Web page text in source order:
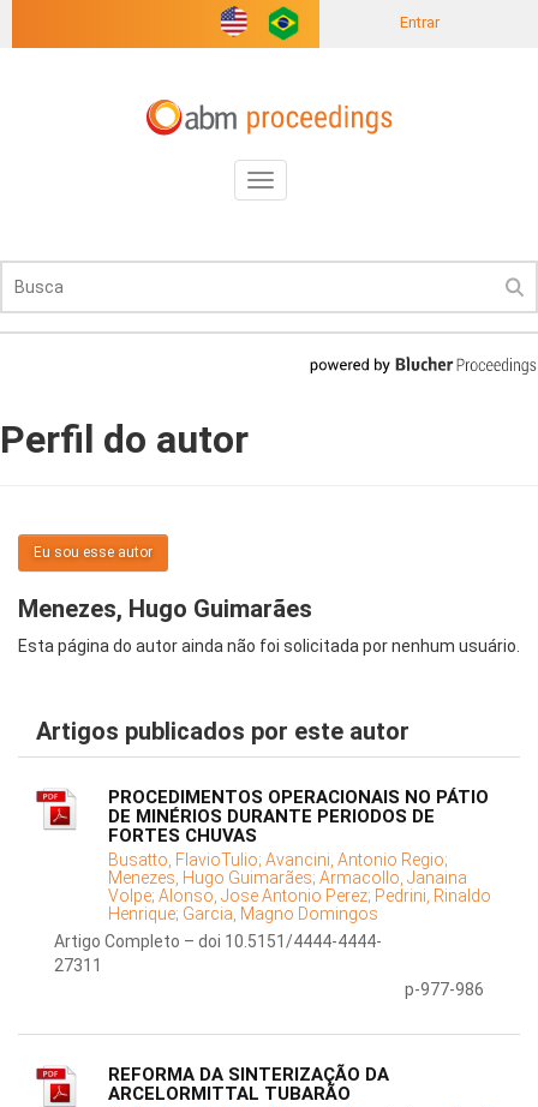
Entrar
Toggle
navigation
Perfil do autor
Eu sou esse autor
Menezes, Hugo Guimarães
Esta página do autor ainda não foi solicitada por nenhum usuário.
Artigos publicados por este autor
PROCEDIMENTOS OPERACIONAIS NO PÁTIO
DE MINÉRIOS DURANTE PERIODOS DE
FORTES CHUVAS
Busatto, FlavioTulio; Avancini, Antonio Regio;
Menezes, Hugo Guimarães; Armacollo, Janaina
Volpe; Alonso, Jose Antonio Perez; Pedrini, Rinaldo
Henrique; Garcia, Magno Domingos
Artigo Completo – doi 10.5151/4444-4444-
27311
p-977-986
REFORMA DA SINTERIZAÇÃO DA
ARCELORMITTAL TUBARÃO